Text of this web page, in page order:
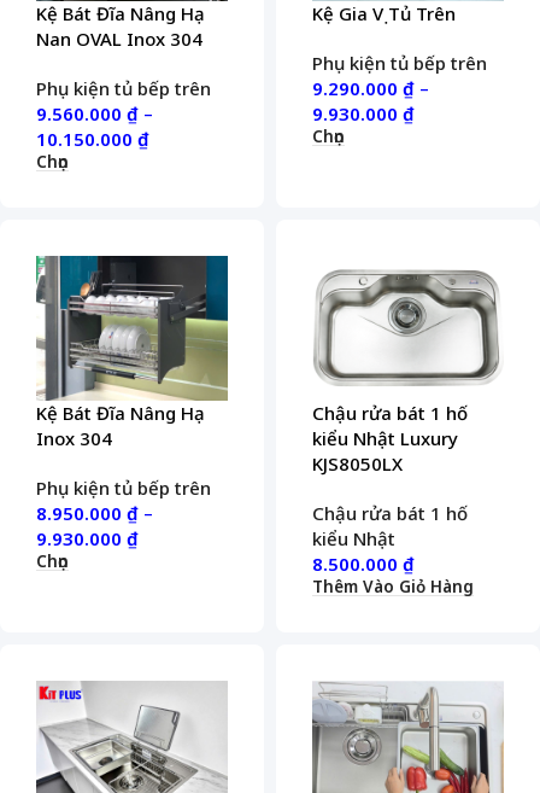
Kệ Bát Đĩa Nâng Hạ
Nan OVAL Inox 304
Phụ kiện tủ bếp trên
9.560.000 ₫ –
10.150.000 ₫
Chọn
Kệ Gia Vị Tủ Trên
Phụ kiện tủ bếp trên
9.290.000 ₫ –
9.930.000 ₫
Chọn
Kệ Bát Đĩa Nâng Hạ
Inox 304
Phụ kiện tủ bếp trên
8.950.000 ₫ –
9.930.000 ₫
Chọn
Chậu rửa bát 1 hố
kiểu Nhật Luxury
KJS8050LX
Chậu rửa bát 1 hố
kiểu Nhật
8.500.000 ₫
Thêm Vào Giỏ Hàng